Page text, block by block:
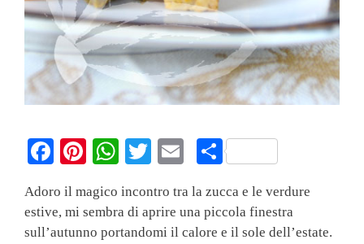
Fa
bo
ok
Pi
er
es
W
ts
A
T
tte
r
ail
C
di
vi
Adoro il magico incontro tra la zucca e le verdure
estive, mi sembra di aprire una piccola finestra
sull’autunno portandomi il calore e il sole dell’estate.